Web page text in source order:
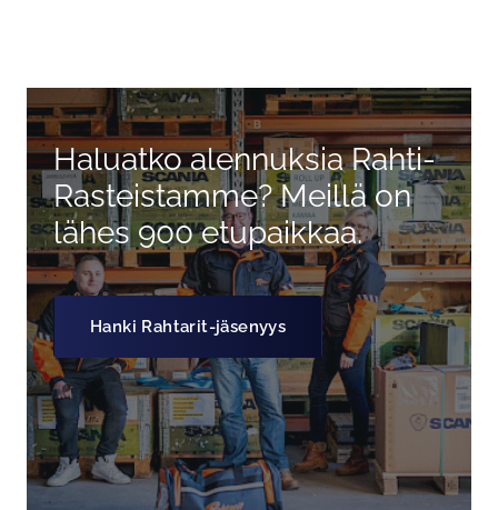
Haluatko alennuksia Rahti-
Rasteistamme? Meillä on
lähes 900 etupaikkaa.
Hanki Rahtarit-jäsenyys